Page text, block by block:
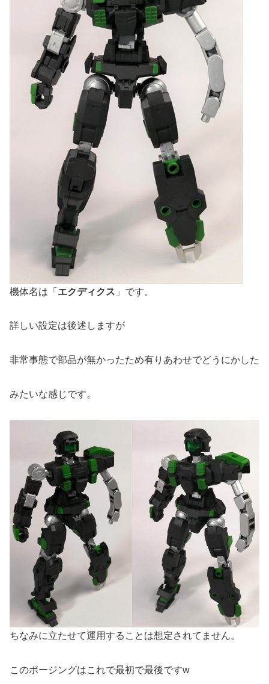
機体名は「 エクディクス 」です。
詳しい設定は後述しますが
非常事態で部品が無かったため有りあわせでどうにかした
みたいな感じです。
ちなみに立たせて運用することは想定されてません。
このポージングはこれで最初で最後ですw